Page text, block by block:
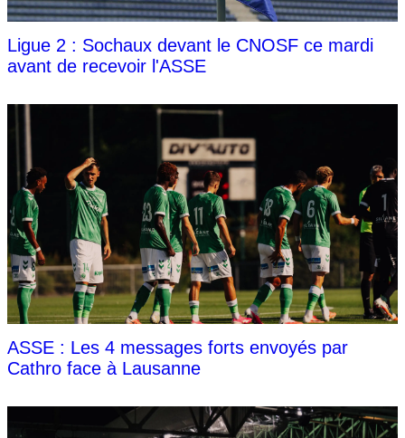
Ligue 2 : Sochaux devant le CNOSF ce mardi
avant de recevoir l'ASSE
ASSE : Les 4 messages forts envoyés par
Cathro face à Lausanne